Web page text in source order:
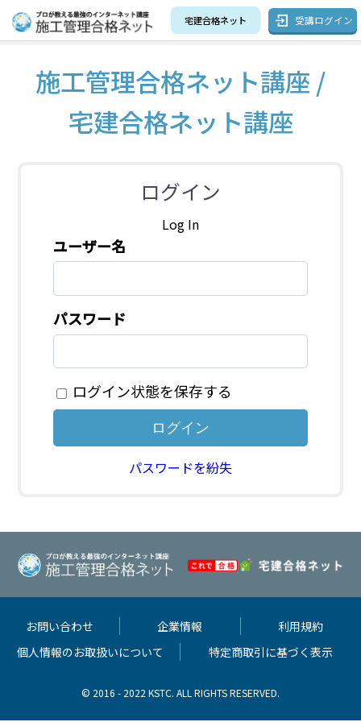
宅建合格ネット 受講ログイン
施工管理合格ネット講座 /
宅建合格ネット講座
ログイン
Log In
ユーザー名
パスワード
ログイン状態を保存する
パスワードを紛失
お問い合わせ 企業情報
利用規約
個人情報のお取扱いについて
特定商取引に基づく表示
© 2016 - 2022 KSTC. ALL RIGHTS RESERVED.